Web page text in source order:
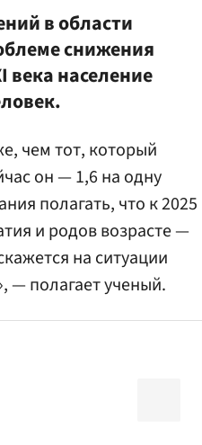
в области
снижения
века население
чем тот, который
он — 1,6 на одну
полагать, что к 2025
и родов возрасте —
на ситуации
— полагает ученый.